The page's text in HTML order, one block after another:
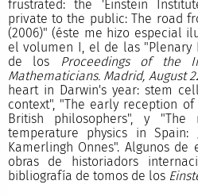
frustrated: the 'Einstein
private to the public: The road
(2006)" (éste me hizo especial
el volumen I, el de las "Plenary
de los
Proceedings of the
Mathematicians. Madrid, August
heart in Darwin's year: stem
context", "The early reception
British philosophers", y
temperature physics in Spain:
Kamerlingh Onnes". Algunos
obras de historiadors
bibliografía de tomos de los